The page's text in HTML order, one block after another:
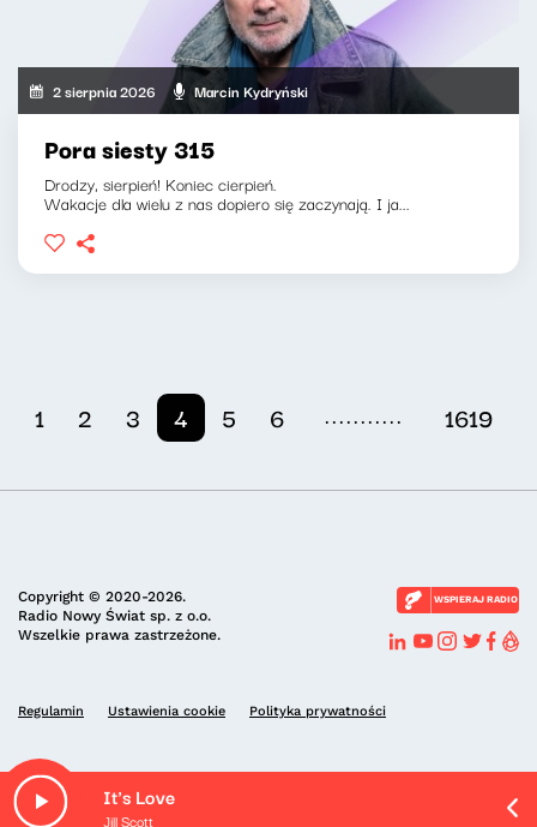
It's Love
Jill Scott
2 sierpnia 2026 Marcin Kydryński
Pora siesty 315
Drodzy, sierpień! Koniec cierpień.
Wakacje dla wielu z nas dopiero się zaczynają. I ja...
1 2 3 4 5 6 ........... 1619
Copyright © 2020-2026.
Radio Nowy Świat sp. z o.o.
Wszelkie prawa zastrzeżone.
WSPIERAJ RADIO
Regulamin Ustawienia cookie Polityka prywatności